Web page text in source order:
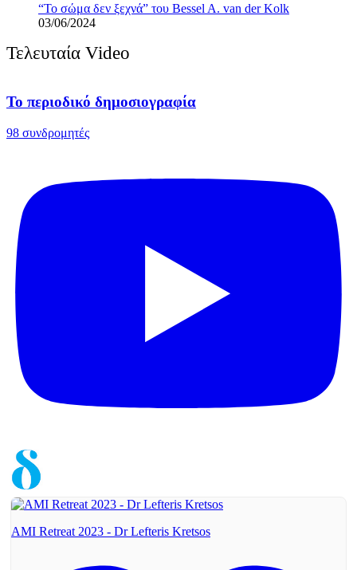
“Το σώμα δεν ξεχνά” του Bessel A. van der Kolk
03/06/2024
Τελευταία Video
Το περιοδικό δημοσιογραφία
98 συνδρομητές
AMI Retreat 2023 - Dr Lefteris Kretsos